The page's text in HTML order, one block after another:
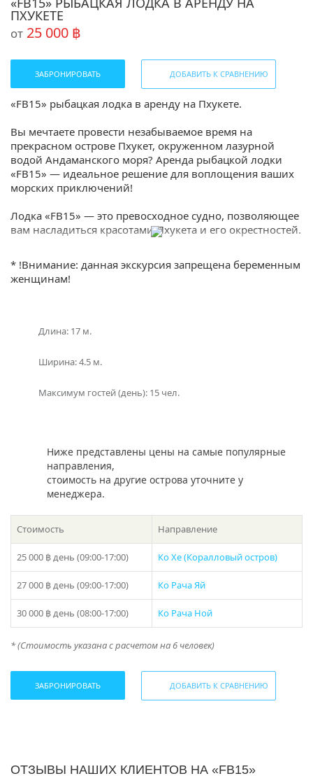
ПХУКЕТЕ
от 25 000 ฿
ЗАБРОНИРОВАТЬ ДОБАВИТЬ К СРАВНЕНИЮ
«FB15» рыбацкая лодка в аренду на Пхукете.
Вы мечтаете провести незабываемое время на
прекрасном острове Пхукет, окруженном лазурной
водой Андаманского моря? Аренда рыбацкой лодки
«FB15» — идеальное решение для воплощения ваших
морских приключений!
Лодка «FB15» — это превосходное судно, позволяющее
вам насладиться красотами Пхукета и его окрестностей.
путешествие, а благодаря своей небольшой
вместимости, она создаст атмосферу уютной и
приватной поездки.
рыбалки и насладиться спокойным и
здесь обширен и разнообразен, и вы сможете испытать
радость пойманной рыбы.
Кроме того, «FB15» отлично подходит для семейного
остановиться на одной из множества живописных
песчаных пляжей и насладиться кристально чистой
водой и полным релакса песчаными берегами.
всегда готова оказать вам помощь. Мы предоставим
вам все необходимое снаряжение и экипировку для
рыбалки. Мы также сможем рекомендовать вам лучшие
места для рыбалки и помочь организовать ваш
маршрут путешествия.
Не упустите возможность сделать свой отдых на
Пхукете незабываемым! Аренда рыбацкой лодки
удивительной природой этого прекрасного острова,
* !Внимание: данная экскурсия запрещена беременным
женщинам!
Длина: 17 м.
Ширина: 4.5 м.
Максимум гостей (день): 15 чел.
Ниже представлены цены на самые популярные
направления,
стоимость на другие острова уточните у
менеджера.
Стоимость Направление
25 000 ฿день (09:00-17:00) Ко Хе (Коралловый остров)
27 000 ฿день (09:00-17:00) Ко Рача Яй
30 000 ฿день (08:00-17:00) Ко Рача Ной
* (Стоимость указана с расчетом на 6 человек)
ЗАБРОНИРОВАТЬ ДОБАВИТЬ К СРАВНЕНИЮ
ОТЗЫВЫ НАШИХ КЛИЕНТОВ НА «FB15»